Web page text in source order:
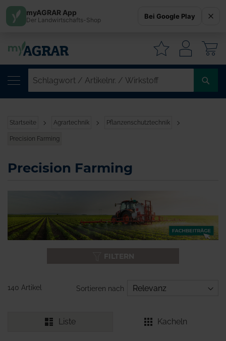
Startseite Agrartechnik Pflanzenschutztechnik
Precision Farming
Precision Farming
140 Artikel Sortieren nach
Liste Kacheln
myAGRAR App
Der Landwirtschafts-Shop Bei Google Play